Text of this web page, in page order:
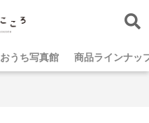
おうち写真館 商品ラインナッ